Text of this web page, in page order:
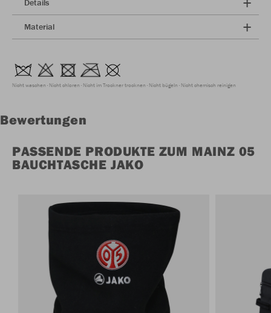
Details
Material
Nicht waschen Nicht chloren Nicht im Trockner trocknen Nicht bügeln Nicht chemisch reinigen
Bewertungen
PASSENDE PRODUKTE ZUM MAINZ 05
BAUCHTASCHE JAKO